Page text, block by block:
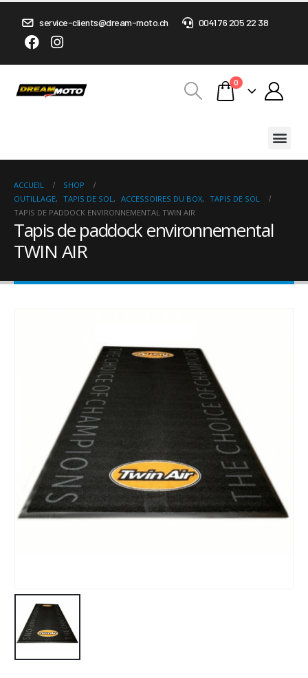
service-clients@dream-moto.ch 0041 76 205 22 38
0
ACCUEIL
SHOP
OUTILLAGE, TAPIS DE SOL , ACCESSOIRES DU BOX, TAPIS DE SOL
TAPIS DE PADDOCK ENVIRONNEMENTAL TWIN AIR
Tapis de paddock environnemental
TWIN AIR